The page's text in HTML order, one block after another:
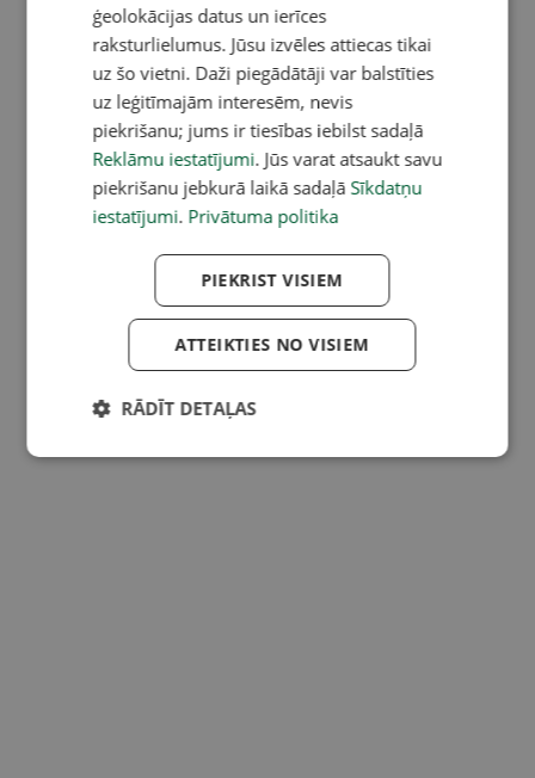
ģeolokācijas datus un ierīces
raksturlielumus. Jūsu izvēles attiecas tikai
uz šo vietni. Daži piegādātāji var balstīties
uz leģitīmajām interesēm, nevis
piekrišanu; jums ir tiesības iebilst sadaļā
Reklāmu iestatījumi. Jūs varat atsaukt savu
piekrišanu jebkurā laikā sadaļā Sīkdatņu
iestatījumi. Privātuma politika
PIEKRIST VISIEM
ATTEIKTIES NO VISIEM
RĀDĪT DETAĻAS